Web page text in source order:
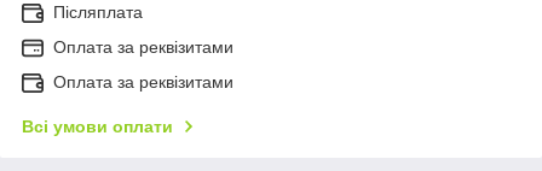
Післяплата
Оплата за реквізитами
Оплата за реквізитами
Всі умови оплати